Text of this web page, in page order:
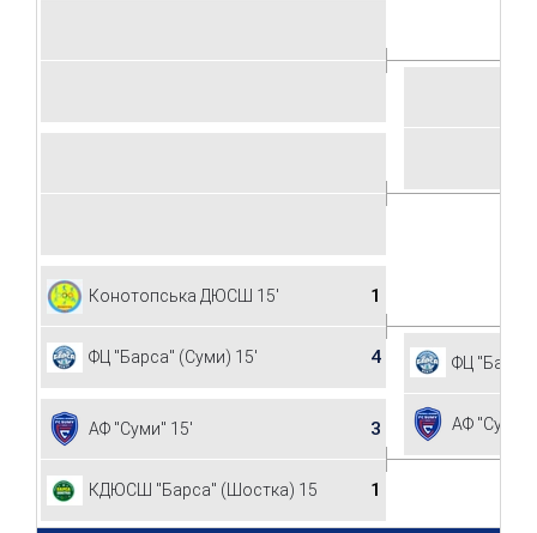
Конотопська ДЮСШ 15' 1
ФЦ "Барса" (Суми) 15' 4
АФ "Суми" 15' 3
КДЮСШ "Барса" (Шостка) 15' 1
ФЦ
АФ "Суми"